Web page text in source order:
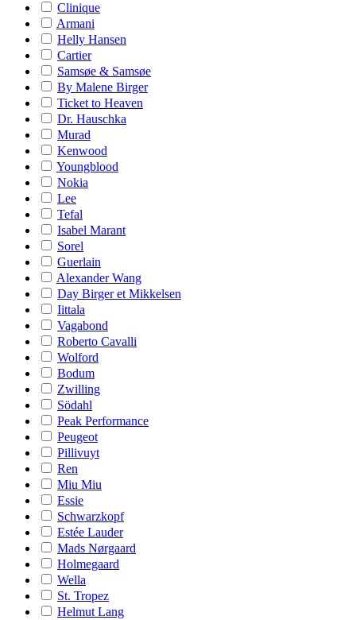
Clinique
Armani
Helly Hansen
Cartier
Samsøe & Samsøe
By Malene Birger
Ticket to Heaven
Dr. Hauschka
Murad
Kenwood
Youngblood
Nokia
Lee
Tefal
Isabel Marant
Sorel
Guerlain
Alexander Wang
Day Birger et Mikkelsen
Iittala
Vagabond
Roberto Cavalli
Wolford
Bodum
Zwilling
Södahl
Peak Performance
Peugeot
Pillivuyt
Ren
Miu Miu
Essie
Schwarzkopf
Estée Lauder
Mads Nørgaard
Holmegaard
Wella
St. Tropez
Helmut Lang